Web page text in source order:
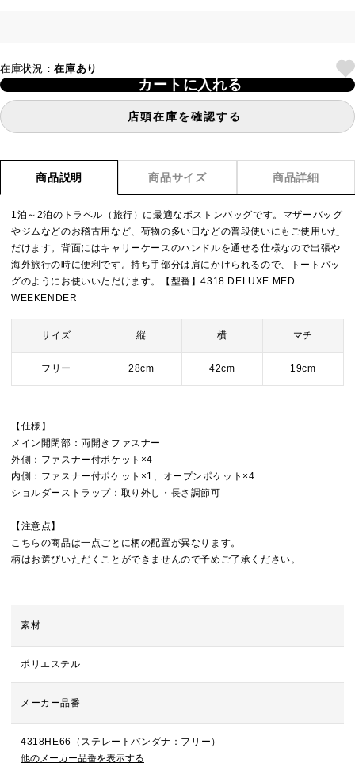
在庫状況：在庫あり
カートに入れる
店頭在庫を確認する
商品説明 商品サイズ 商品詳細
1泊～2泊のトラベル（旅行）に最適なボストンバッグです。マザーバッグ
やジムなどのお稽古用など、荷物の多い日などの普段使いにもご使用いた
だけます。背面にはキャリーケースのハンドルを通せる仕様なので出張や
海外旅行の時に便利です。持ち手部分は肩にかけられるので、トートバッ
グのようにお使いいただけます。【型番】4318 DELUXE MED
WEEKENDER
サイズ 縦 横 マチ
フリー 28cm 42cm 19cm
【仕様】
メイン開閉部：両開きファスナー
外側：ファスナー付ポケット×4
内側：ファスナー付ポケット×1、オープンポケット×4
ショルダーストラップ：取り外し・長さ調節可
【注意点】
こちらの商品は一点ごとに柄の配置が異なります。
柄はお選びいただくことができませんので予めご了承ください。
素材
ポリエステル
メーカー品番
4318HE66（ステレートバンダナ：フリー）
他のメーカー品番を表示する